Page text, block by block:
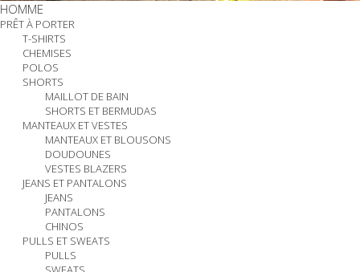
HOMME
PRÊT À PORTER
T-SHIRTS
CHEMISES
POLOS
SHORTS
MAILLOT DE BAIN
SHORTS ET BERMUDAS
MANTEAUX ET VESTES
MANTEAUX ET BLOUSONS
DOUDOUNES
VESTES BLAZERS
JEANS ET PANTALONS
JEANS
PANTALONS
CHINOS
PULLS ET SWEATS
PULLS